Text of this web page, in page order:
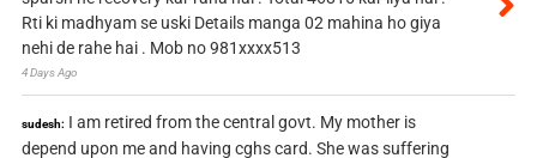
Rti ki madhyam se uski Details manga 02 mahina ho giya
nehi de rahe hai . Mob no 981xxxx513
4 Days Ago
sudesh: I am retired from the central govt. My mother is
depend upon me and having cghs card. She was suffering